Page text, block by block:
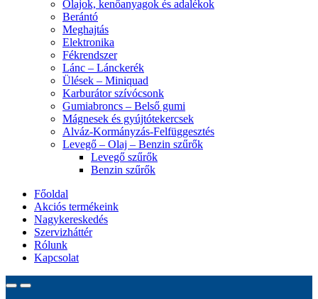
Olajok, kenőanyagok és adalékok
Berántó
Meghajtás
Elektronika
Fékrendszer
Lánc – Lánckerék
Ülések – Miniquad
Karburátor szívócsonk
Gumiabroncs – Belső gumi
Mágnesek és gyújtótekercsek
Alváz-Kormányzás-Felfüggesztés
Levegő – Olaj – Benzin szűrők
Levegő szűrők
Benzin szűrők
Főoldal
Akciós termékeink
Nagykereskedés
Szervizháttér
Rólunk
Kapcsolat